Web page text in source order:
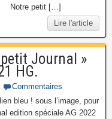
Notre petit […]
Lire l'article
petit Journal »
HG.
Commentaires
bleu ! sous l’image, pour
edition spéciale AG 2022